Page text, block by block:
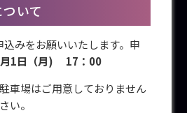
いて
みをお願いいたします。申
1日（月) 17：00
車場はご用意しておりません
い。